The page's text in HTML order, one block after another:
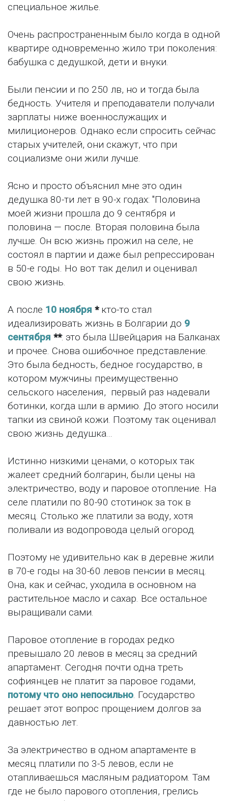
специальное жилье.
Очень распространенным было когда в одной
квартире одновременно жило три поколения:
бабушка с дедушкой, дети и внуки.
Были пенсии и по 250 лв, но и тогда была
бедность. Учителя и преподаватели получали
зарплаты ниже военнослужащих и
милиционеров. Однако если спросить сейчас
старых учителей, они скажут, что при
социализме они жили лучше.
Ясно и просто объяснил мне это один
дедушка 80-ти лет в 90-х годах: "Половина
моей жизни прошла до 9 сентября и
половина — после. Вторая половина была
лучше. Он всю жизнь прожил на селе, не
состоял в партии и даже был репрессирован
в 50-е годы. Но вот так делил и оценивал
свою жизнь.
А после 10 ноября *кто-то стал
идеализировать жизнь в Болгарии до 9
сентября **: это была Швейцария на Балканах
и прочее. Снова ошибочное представление.
Это была бедность, бедное государство, в
котором мужчины преимущественно
сельского населения, первый раз надевали
ботинки, когда шли в армию. До этого носили
тапки из свиной кожи. Поэтому так оценивал
свою жизнь дедушка...
Истинно низкими ценами, о которых так
жалеет средний болгарин, были цены на
электричество, воду и паровое отопление. На
селе платили по 80-90 стотинок за ток в
месяц. Столько же платили за воду, хотя
поливали из водопровода целый огород.
Поэтому не удивительно как в деревне жили
в 70-е годы на 30-60 левов пенсии в месяц.
Она, как и сейчас, уходила в основном на
растительное масло и сахар. Все остальное
выращивали сами.
Паровое отопление в городах редко
превышало 20 левов в месяц за средний
апартамент. Сегодня почти одна треть
софиянцев не платит за паровое годами,
потому что оно непосильно. Государство
решает этот вопрос прощением долгов за
давностью лет.
За электричество в одном апартаменте в
месяц платили по 3-5 левов, если не
отапливаешься масляным радиатором. Там
где не было парового отопления, грелись